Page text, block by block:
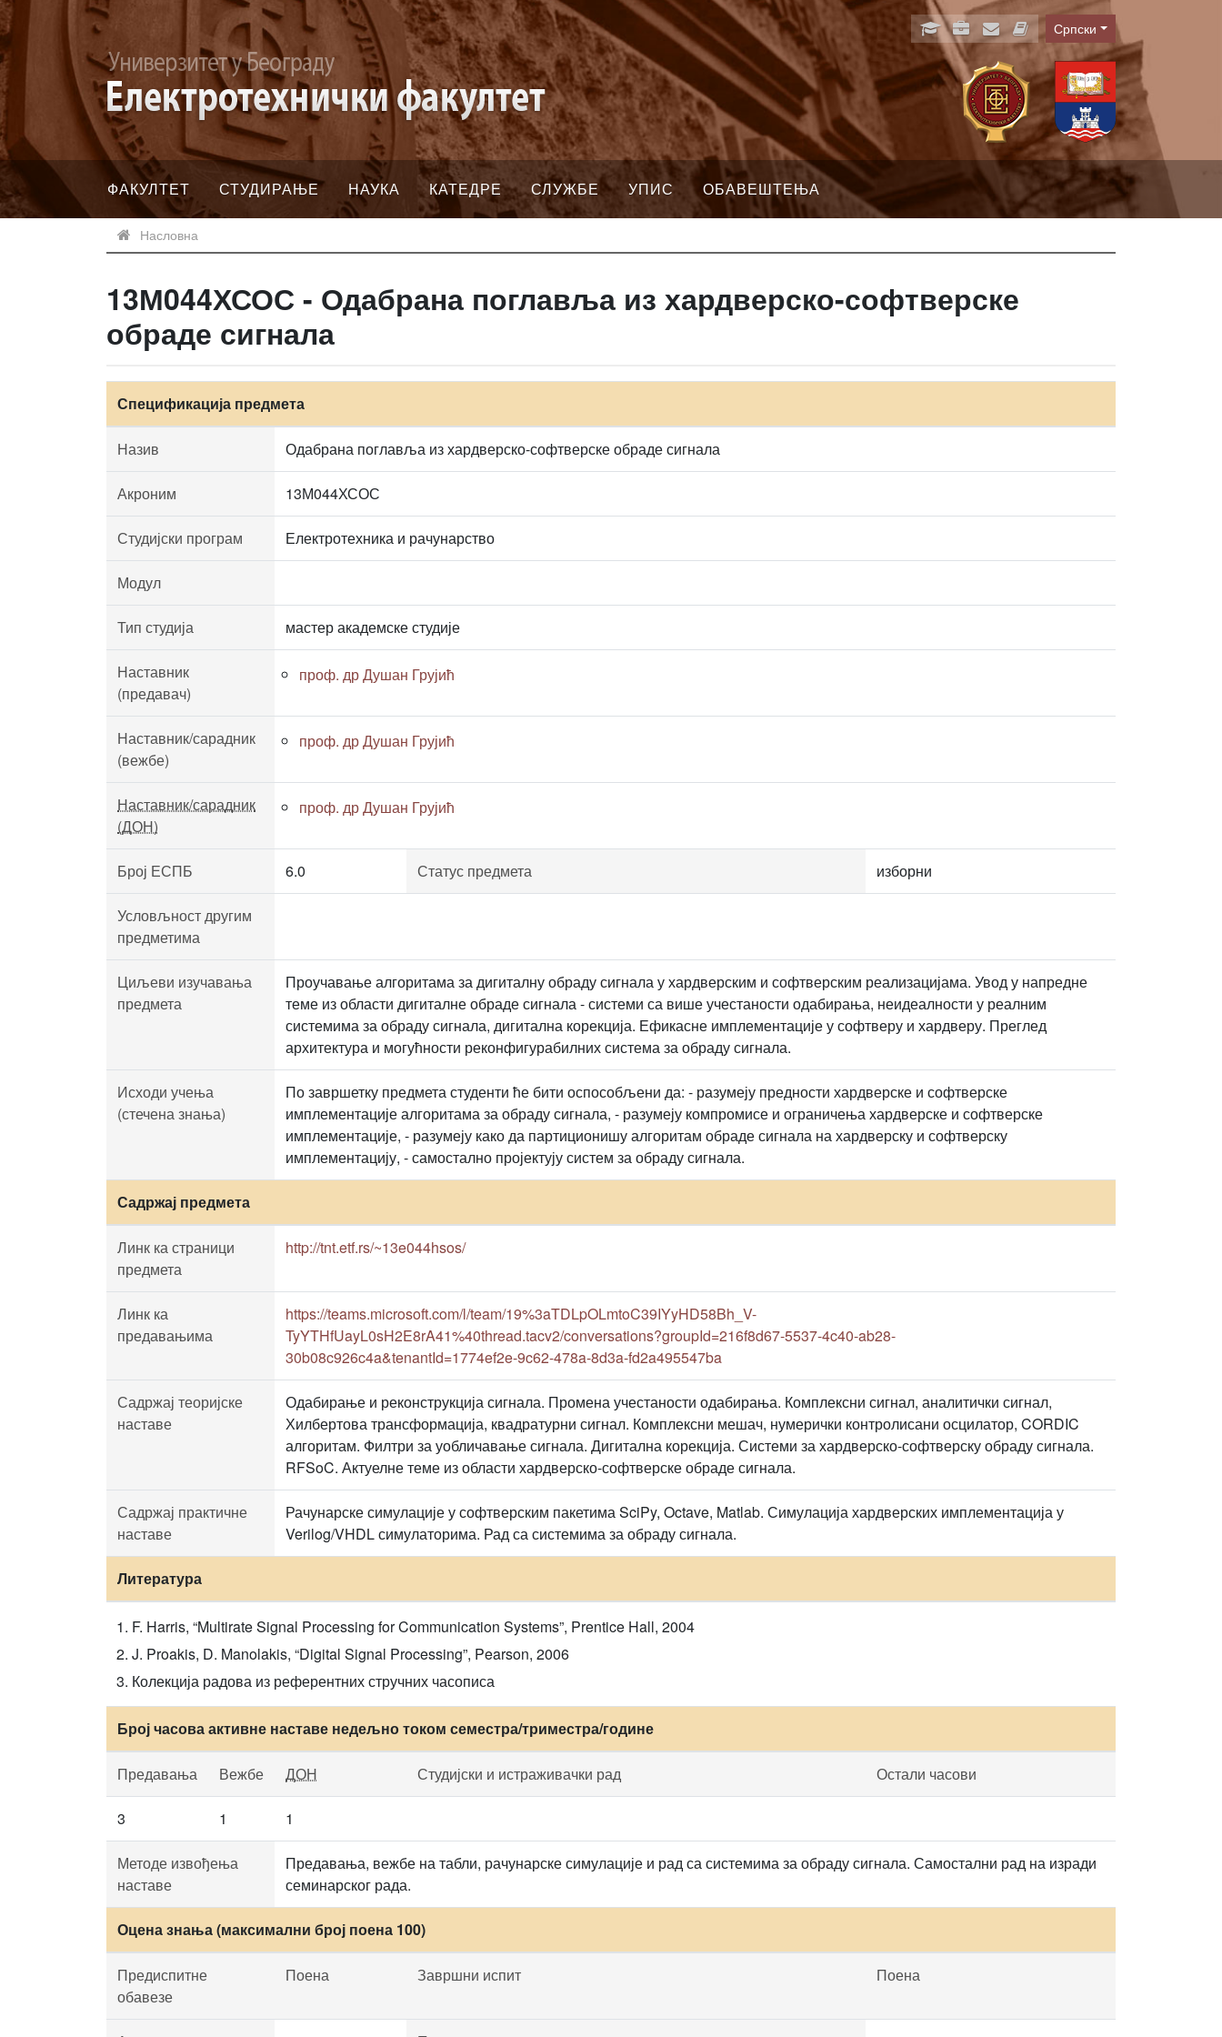
Language
Српски
ФАКУЛТЕТ СТУДИРАЊЕ НАУКА КАТЕДРЕ СЛУЖБЕ УПИС ОБАВЕШТЕЊА
Насловна
13М044ХСОС - Одабрана поглавља из хардверско-софтверске
обраде сигнала
Спецификација предмета
Назив Одабрана поглавља из хардверско-софтверске обраде сигнала
Акроним 13М044ХСОС
Студијски програм Електротехника и рачунарство
Модул
Тип студија мастер академске студије
Наставник
(предавач)
проф. др Душан Грујић
Наставник/сарадник
(вежбе)
проф. др Душан Грујић
Наставник/сарадник
(ДОН)
проф. др Душан Грујић
Број ЕСПБ 6.0 Статус предмета изборни
Условљност другим
предметима
Циљеви изучавања
предмета
Проучавање алгоритама за дигиталну обраду сигнала у хардверским и софтверским реализацијама. Увод у напредне
теме из области дигиталне обраде сигнала - системи са више учестаности одабирања, неидеалности у реалним
системима за обраду сигнала, дигитална корекција. Ефикасне имплементације у софтверу и хардверу. Преглед
архитектура и могућности реконфигурабилних система за обраду сигнала.
Исходи учења
(стечена знања)
По завршетку предмета студенти ће бити оспособљени да: - разумеју предности хардверске и софтверске
имплементације алгоритама за обраду сигнала, - разумеју компромисе и ограничења хардверске и софтверске
имплементације, - разумеју како да партиционишу алгоритам обраде сигнала на хардверску и софтверску
имплементацију, - самостално пројектују систем за обраду сигнала.
Садржај предмета
Линк ка страници
предмета
http://tnt.etf.rs/~13e044hsos/
Линк ка
предавањима
https://teams.microsoft.com/l/team/19%3aTDLpOLmtoC39IYyHD58Bh_V-
TyYTHfUayL0sH2E8rA41%40thread.tacv2/conversations?groupId=216f8d67-5537-4c40-ab28-
30b08c926c4a&tenantId=1774ef2e-9c62-478a-8d3a-fd2a495547ba
Садржај теоријске
наставе
Одабирање и реконструкција сигнала. Промена учестаности одабирања. Комплексни сигнал, аналитички сигнал,
Хилбертова трансформација, квадратурни сигнал. Комплексни мешач, нумерички контролисани осцилатор, CORDIC
алгоритам. Филтри за уобличавање сигнала. Дигитална корекција. Системи за хардверско-софтверску обраду сигнала.
RFSoC. Актуелне теме из области хардверско-софтверске обраде сигнала.
Садржај практичне
наставе
Рачунарске симулације у софтверским пакетима SciPy, Octave, Matlab. Симулација хардверских имплементација у
Verilog/VHDL симулаторима. Рад са системима за обраду сигнала.
Литература
F. Harris, “Multirate Signal Processing for Communication Systems”, Prentice Hall, 2004
J. Proakis, D. Manolakis, “Digital Signal Processing”, Pearson, 2006
Колекција радова из референтних стручних часописа
Број часова активне наставе недељно током семестра/триместра/године
Предавања Вежбе ДОН Студијски и истраживачки рад Остали часови
3 1 1
Методе извођења
наставе
Предавања, вежбе на табли, рачунарске симулације и рад са системима за обраду сигнала. Самостални рад на изради
семинарског рада.
Оцена знања (максимални број поена 100)
Предиспитне
обавезе
Поена Завршни испит Поена